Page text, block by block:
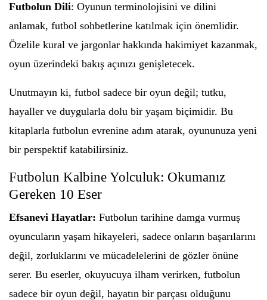
Futbolun Dili: Oyunun terminolojisini ve dilini
anlamak, futbol sohbetlerine katılmak için önemlidir.
Özelile kural ve jargonlar hakkında hakimiyet kazanmak,
oyun üzerindeki bakış açınızı genişletecek.
Unutmayın ki, futbol sadece bir oyun değil; tutku,
hayaller ve duygularla dolu bir yaşam biçimidir. Bu
kitaplarla futbolun evrenine adım atarak, oyununuza yeni
bir perspektif katabilirsiniz.
Futbolun Kalbine Yolculuk: Okumanız
Gereken 10 Eser
Efsanevi Hayatlar: Futbolun tarihine damga vurmuş
oyuncuların yaşam hikayeleri, sadece onların başarılarını
değil, zorluklarını ve mücadelelerini de gözler önüne
serer. Bu eserler, okuyucuya ilham verirken, futbolun
sadece bir oyun değil, hayatın bir parçası olduğunu